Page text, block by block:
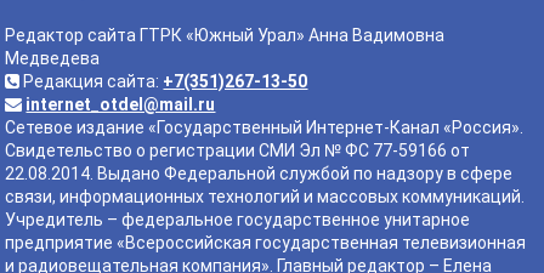
Редактор сайта ГТРК «Южный Урал» Анна Вадимовна
Медведева
Редакция сайта: +7(351)267-13-50
internet_otdel@mail.ru
Сетевое издание «Государственный Интернет-Канал «Россия».
Свидетельство о регистрации СМИ Эл № ФС 77-59166 от
22.08.2014. Выдано Федеральной службой по надзору в сфере
связи, информационных технологий и массовых коммуникаций.
Учредитель – федеральное государственное унитарное
предприятие «Всероссийская государственная телевизионная
и радиовещательная компания». Главный редактор – Елена